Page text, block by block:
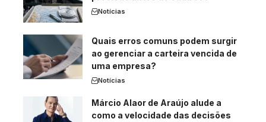
Notícias
Quais erros comuns podem surgir
ao gerenciar a carteira vencida de
uma empresa?
Notícias
Márcio Alaor de Araújo alude a
como a velocidade das decisões